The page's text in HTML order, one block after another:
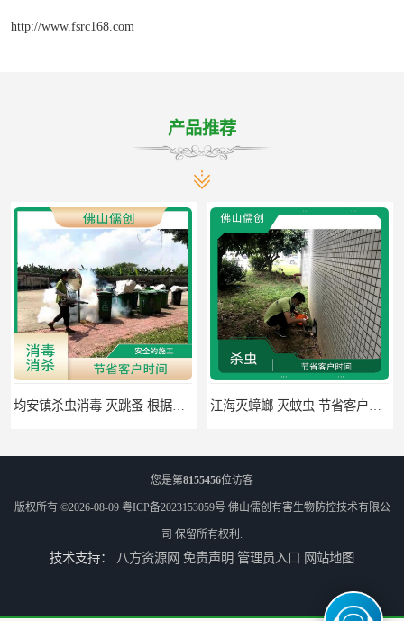
http://www.fsrc168.com
产品推荐
均安镇杀虫消毒 灭跳蚤 根据现场情况定制中害方案 江海灭蟑螂 灭蚊虫 节省客户时间
您是第8155456位访客
版权所有 ©2026-08-09 粤ICP备2023153059号 佛山儒创有害生物防控技术有限公
司 保留所有权利.
技术支持： 八方资源网 免责声明 管理员入口 网站地图